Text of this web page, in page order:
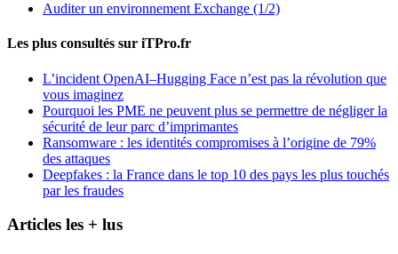
Auditer un environnement Exchange (1/2)
Les plus consultés sur iTPro.fr
L’incident OpenAI–Hugging Face n’est pas la révolution que
vous imaginez
Pourquoi les PME ne peuvent plus se permettre de négliger la
sécurité de leur parc d’imprimantes
Ransomware : les identités compromises à l’origine de 79%
des attaques
Deepfakes : la France dans le top 10 des pays les plus touchés
par les fraudes
Articles les + lus